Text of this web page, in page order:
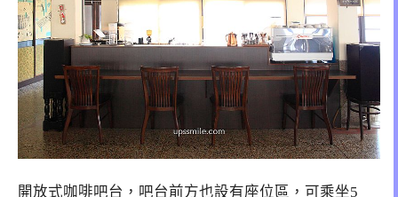
開放式咖啡吧台，吧台前方也設有座位區，可乘坐5